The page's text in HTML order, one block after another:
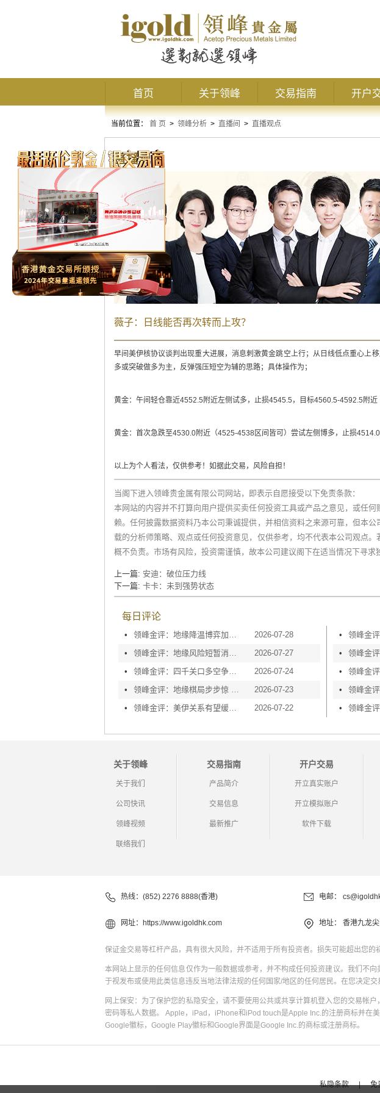
首页 关于领峰 交易指南 开户
当前位置： 首 页 > 领峰分析 > 直播间 > 直播观点
直播观点
薇子：日线能否再次转而上攻？
早间美伊核协议谈判出现重大进展，消息刺激黄金跳空上行；从日线低点重心上
多或突破做多为主，反弹强压短空为辅的思路；具体操作为；
黄金：午间轻仓靠近4552.5附近左侧试多，止损4545.5，目标4560.5-4592.5附
黄金：首次急跌至4530.0附近（4525-4538区间皆可）尝试左侧博多，止损
以上为个人看法，仅供参考！如据此交易，风险自担！
当阁下进入领峰贵金属有限公司网站，即表示自愿接受以下免责条款：
本网站的内容并不打算向用户提供买卖任何投资工具或产品之意见，或任
赖。任何披露数据资料乃本公司秉诚提供，并相信资料之来源可靠，但本
载的分析师策略、观点或任何投资意见，仅供参考，均不代表本公司观点
概不负责。市场有风险，投资需谨慎，故本公司建议阁下在适当情况下寻求
上一篇: 安迪：破位压力线
下一篇: 卡卡：未到强势状态
每日评论
•
2026-07-28
•
2026-07-27
•
领峰金评：四千关口多空争夺 加息阴云笼罩金市
2026-07-24
•
2026-07-23
•
领峰金评：美伊关系有望缓和 黄金趁势迅速反弹 2026-07-22
•
•
•
•
•
关于领峰
关于我们
公司快讯
领峰视频
联络我们
交易指南
产品简介
交易信息
最新推广
开户交易
开立真实账户
开立模拟账户
软件下载
热线：(852) 2276 8888(香港) 电邮：
网址： https://www.igoldhk.com 地址： 香港九龙
保证金交易等杠杆产品，具有很大风险，并不适用于所有投资者。损失可能超出您
本网站上显示的任何信息仅作为一般数据或参考，并不构成任何投资建议。我们不
于视发布或使用此类信息违反当地法律法规的任何国家/地区的任何居民。在您决定
网上保安：为了保护您的私隐安全，请不要使用公共或共享计算机登入您的交易帐
密码等私人数据。 Apple，iPad，iPhone和iPod touch是Apple Inc.的注册商标并在
Google徽标，Google Play徽标和Google界面是Google Inc.的商标或注册商标。
私隐条款 | 免